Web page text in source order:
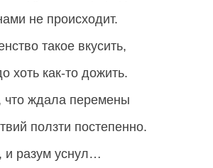
не происходит.
такое вкусить,
хоть как-то дожить.
что ждала перемены
ползти постепенно.
и разум уснул…